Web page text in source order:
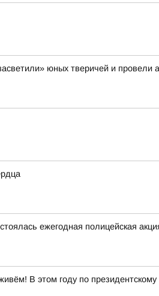
юных тверичей и
ежегодная полицейская
В этом году по